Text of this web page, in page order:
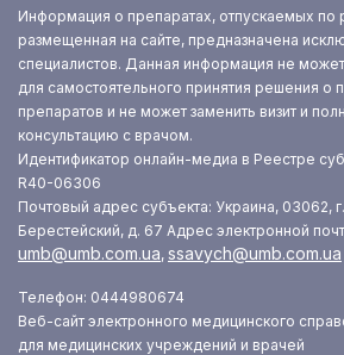
Информация о препаратах, отпускаемых по
размещенная на сайте, предназначена
специалистов. Данная информация не
для самостоятельного принятия решения о
препаратов и не может заменить визит и
консультацию с врачом.
Идентификатор онлайн-медиа в Реестре
R40-06306
Почтовый адрес субъекта: Украина, 03062,
Берестейский, д. 67 Адрес электронной
umb@umb.com.ua, ssavych@umb.com.ua
Телефон: 0444980674
Веб-сайт электронного медицинского
для медицинских учреждений и врачей